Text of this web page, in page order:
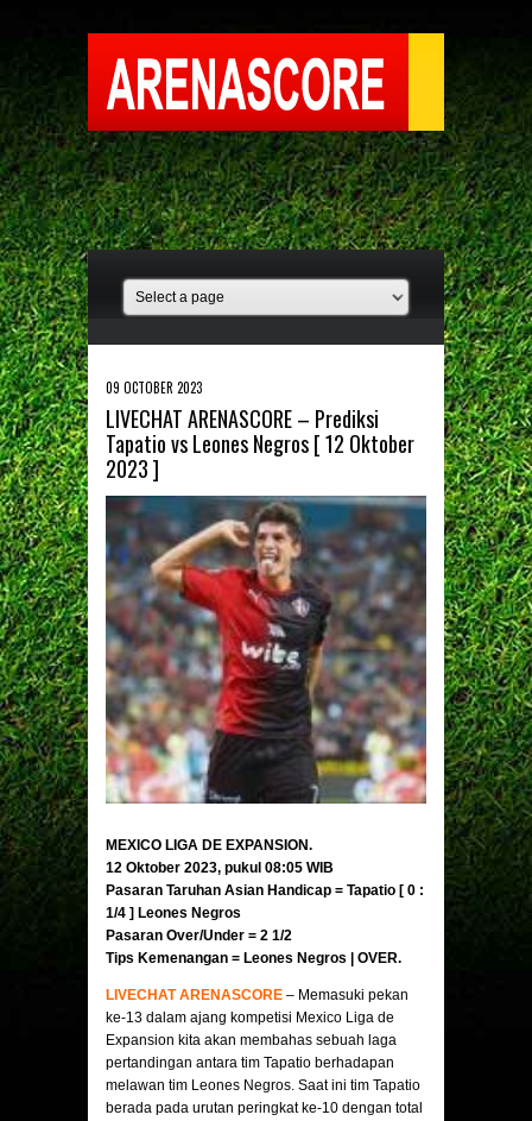
09 OCTOBER 2023
LIVECHAT ARENASCORE – Prediksi
Tapatio vs Leones Negros [ 12 Oktober
2023 ]
MEXICO LIGA DE EXPANSION.
12 Oktober 2023, pukul 08:05 WIB
Pasaran Taruhan Asian Handicap = Tapatio [ 0 :
1/4 ] Leones Negros
Pasaran Over/Under = 2 1/2
Tips Kemenangan = Leones Negros | OVER.
LIVECHAT ARENASCORE – Memasuki pekan
ke-13 dalam ajang kompetisi Mexico Liga de
Expansion kita akan membahas sebuah laga
pertandingan antara tim Tapatio berhadapan
melawan tim Leones Negros. Saat ini tim Tapatio
berada pada urutan peringkat ke-10 dengan total